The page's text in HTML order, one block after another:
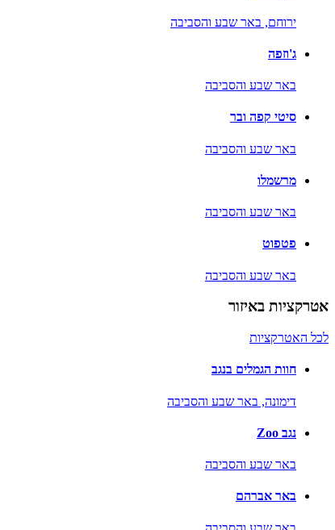
ירוחם, באר שבע והסביבה
ג'וזפה
באר שבע והסביבה
סיטי קפה ובר
באר שבע והסביבה
מרשמלו
באר שבע והסביבה
פטפוט
באר שבע והסביבה
אטרקציות באיזור
לכל האטרקציות
חוות הגמלים בנגב
דימונה, באר שבע והסביבה
נגב Zoo
באר שבע והסביבה
באר אברהם